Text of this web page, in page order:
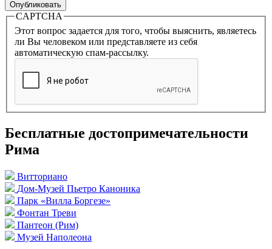
CAPTCHA
Этот вопрос задается для того, чтобы выяснить, являетесь
ли Вы человеком или представляете из себя
автоматическую спам-рассылку.
Бесплатные достопримечательности
Рима
Витториано
Дом-Музей Пьетро Каноника
Парк «Вилла Боргезе»
Фонтан Треви
Пантеон (Рим)
Музей Наполеона